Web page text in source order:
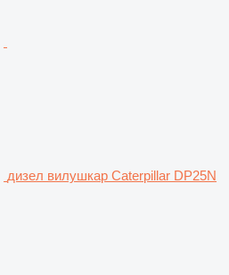
дизел вилушкар Caterpillar DP25N